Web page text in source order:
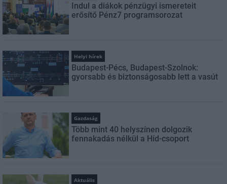
Indul a diákok pénzügyi ismereteit
erősítő Pénz7 programsorozat
Helyi hírek
Budapest-Pécs, Budapest-Szolnok:
gyorsabb és biztonságosabb lett a vasút
Gazdaság
Több mint 40 helyszínen dolgozik
fennakadás nélkül a Híd-csoport
Aktuális